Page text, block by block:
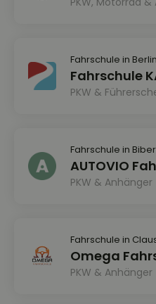
Fahrschule in Berlin
Fahrschule
PKW &
Fahrschule in
AUTOVIO
PKW & Anhänger
Fahrschule in
Omega
PKW & Anhänger